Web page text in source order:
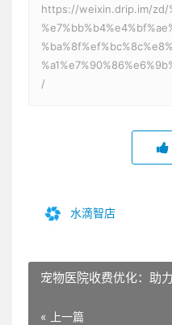
https://weixin.drip.im/zd/
/
水滴智店
宠物医院收费优化：助
« 上一篇